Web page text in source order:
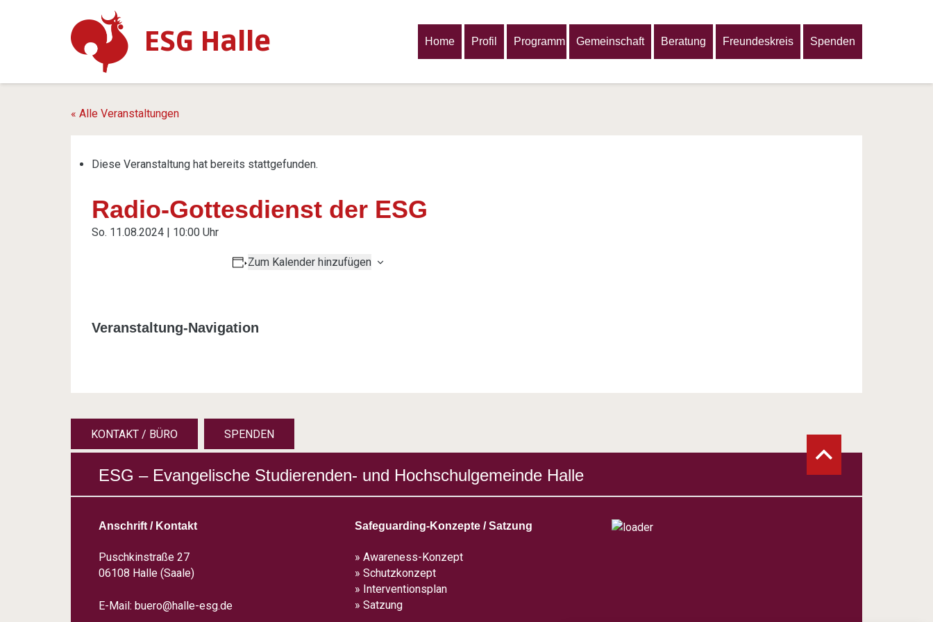
ESG Halle Home Profil Programm Gemeinschaft Beratung Freundeskreis Spenden
« Alle Veranstaltungen
Diese Veranstaltung hat bereits stattgefunden.
Radio-Gottesdienst der ESG
So. 11.08.2024 | 10:00 Uhr
Zum Kalender hinzufügen
Veranstaltung-Navigation
KONTAKT / BÜRO SPENDEN
ESG – Evangelische Studierenden- und Hochschulgemeinde Halle
Anschrift / Kontakt
Puschkinstraße 27
06108 Halle (Saale)
E-Mail: buero@halle-esg.de
Safeguarding-Konzepte / Satzung
» Awareness-Konzept
» Schutzkonzept
» Interventionsplan
» Satzung